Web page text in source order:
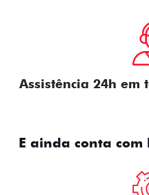
Assistência 24h
E ainda conta com